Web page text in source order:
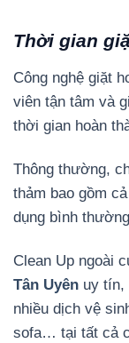
Thời gian
Công nghệ giặt
viên tận tâm và
thời gian hoàn
Thông thường,
thảm bao gồm
dụng bình
Clean Up ngoài
Tân Uyên uy tín,
nhiều dịch vệ
sofa… tại tất cả